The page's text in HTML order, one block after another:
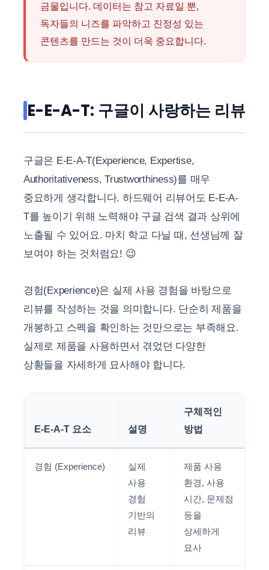
금물입니다. 데이터는 참고 자료일 뿐,
독자들의 니즈를 파악하고 진정성 있는
콘텐츠를 만드는 것이 더욱 중요합니다.
E-E-A-T: 구글이 사랑하는 리뷰
구글은 E-E-A-T(Experience, Expertise,
Authoritativeness, Trustworthiness)를 매우
중요하게 생각합니다. 하드웨어 리뷰어도 E-E-A-
T를 높이기 위해 노력해야 구글 검색 결과 상위에
노출될 수 있어요. 마치 학교 다닐 때, 선생님께 잘
보여야 하는 것처럼요! 😉
경험(Experience)은 실제 사용 경험을 바탕으로
리뷰를 작성하는 것을 의미합니다. 단순히 제품을
개봉하고 스펙을 확인하는 것만으로는 부족해요.
실제로 제품을 사용하면서 겪었던 다양한
상황들을 자세하게 묘사해야 합니다.
E-E-A-T 요소 설명
구체적인
방법
경험 (Experience)
실제
사용
경험
기반의
리뷰
제품 사용
환경, 사용
시간, 문제점
등을
상세하게
묘사